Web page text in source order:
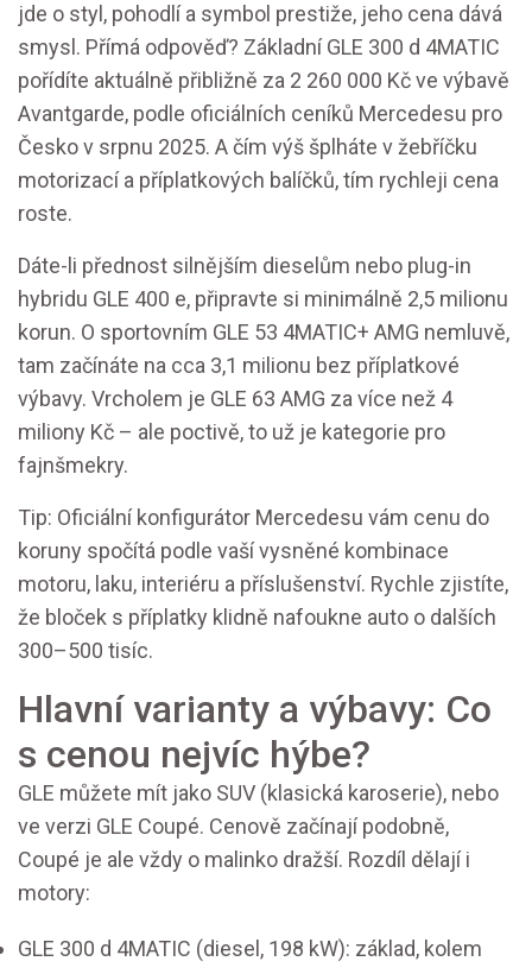
jde o styl, pohodlí a symbol prestiže, jeho cena dává
smysl. Přímá odpověď? Základní GLE 300 d 4MATIC
pořídíte aktuálně přibližně za 2 260 000 Kč ve výbavě
Avantgarde, podle oficiálních ceníků Mercedesu pro
Česko v srpnu 2025. A čím výš šplháte v žebříčku
motorizací a příplatkových balíčků, tím rychleji cena
roste.
Dáte-li přednost silnějším dieselům nebo plug-in
hybridu GLE 400 e, připravte si minimálně 2,5 milionu
korun. O sportovním GLE 53 4MATIC+ AMG nemluvě,
tam začínáte na cca 3,1 milionu bez příplatkové
výbavy. Vrcholem je GLE 63 AMG za více než 4
miliony Kč – ale poctivě, to už je kategorie pro
fajnšmekry.
Tip: Oficiální konfigurátor Mercedesu vám cenu do
koruny spočítá podle vaší vysněné kombinace
motoru, laku, interiéru a příslušenství. Rychle zjistíte,
že bloček s příplatky klidně nafoukne auto o dalších
300–500 tisíc.
Hlavní varianty a výbavy: Co
s cenou nejvíc hýbe?
GLE můžete mít jako SUV (klasická karoserie), nebo
ve verzi GLE Coupé. Cenově začínají podobně,
Coupé je ale vždy o malinko dražší. Rozdíl dělají i
motory:
GLE 300 d 4MATIC (diesel, 198 kW): základ, kolem